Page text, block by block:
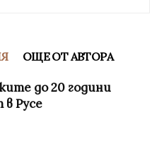
ОЩЕ ОТ АВТОРА
до 20 години
Русе